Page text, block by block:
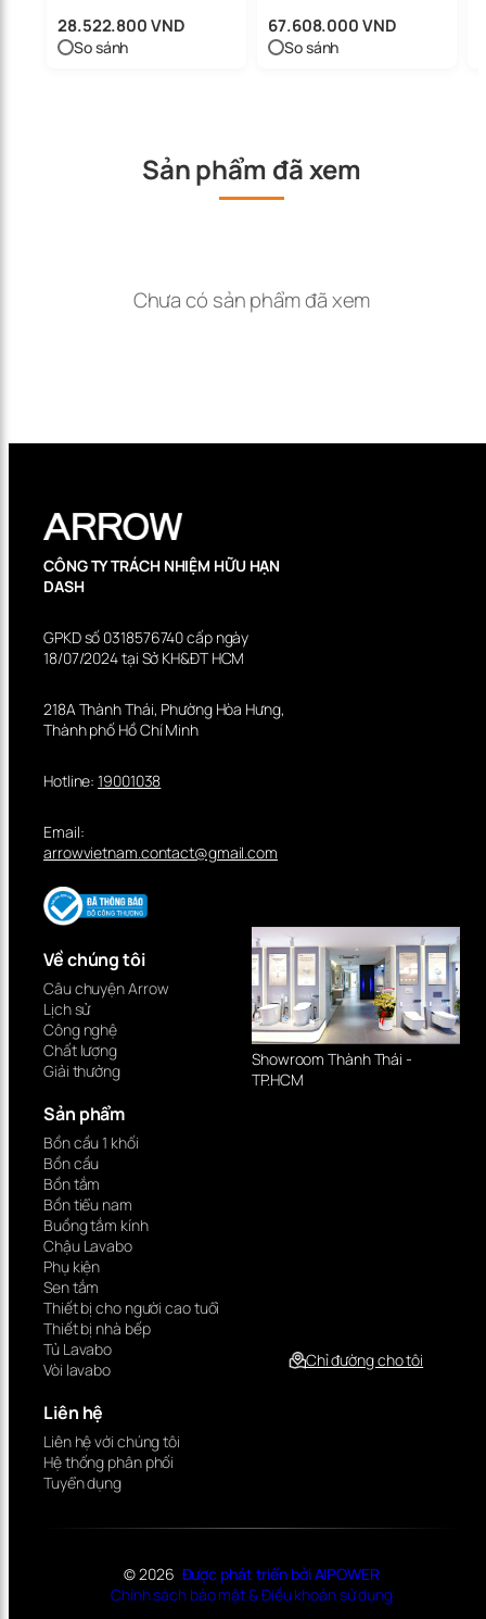
28.522.800 VND
So sánh
67.608.000 VND
So sánh
Sản phẩm đã xem
Chưa có sản phẩm đã xem
CÔNG TY TRÁCH NHIỆM HỮU HẠN
DASH
GPKD số 0318576740 cấp ngày
18/07/2024 tại Sở KH&ĐT HCM
218A Thành Thái, Phường Hòa Hưng,
Thành phố Hồ Chí Minh
Hotline:19001038
Email:
arrowvietnam.contact@gmail.com
Về chúng tôi
Câu chuyện Arrow
Lịch sử
Công nghệ
Chất lượng
Giải thưởng
Sản phẩm
Bồn cầu 1 khối
Bồn cầu
Bồn tắm
Bồn tiểu nam
Buồng tắm kính
Chậu Lavabo
Phụ kiện
Sen tắm
Thiết bị cho người cao tuổi
Thiết bị nhà bếp
Tủ Lavabo
Vòi lavabo
Liên hệ
Liên hệ với chúng tôi
Hệ thống phân phối
Tuyển dụng
Showroom Thành Thái -
TP.HCM
Chỉ đường cho tôi
© 2026 Được phát triển bởi AIPOWER
Chính sách bảo mật & Điều khoản sử dụng